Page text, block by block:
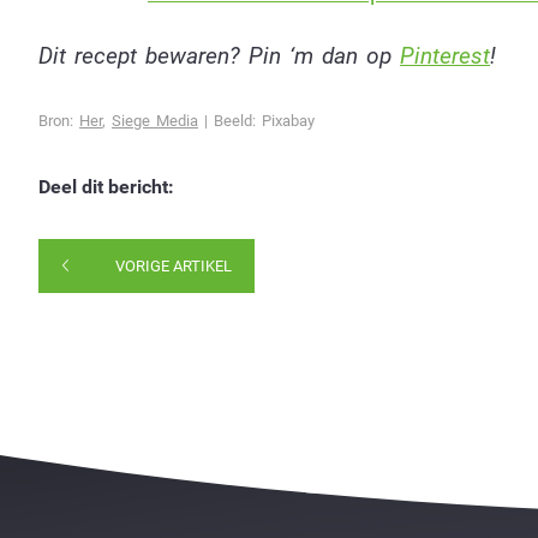
Dit recept bewaren? Pin ‘m dan op Pinterest!
Bron: Her, Siege Media | Beeld: Pixabay
Deel dit bericht:
VORIGE ARTIKEL